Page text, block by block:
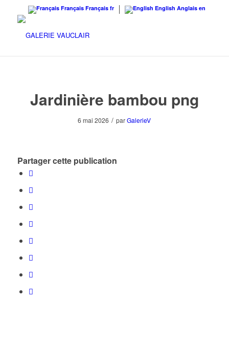
Français Français fr English Anglais en
Jardinière bambou png
6 mai 2026 / parGalerieV
Partager cette publication